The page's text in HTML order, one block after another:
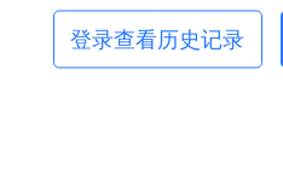
登录查看历史记录